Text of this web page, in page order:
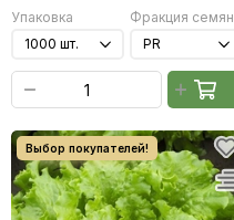
Упаковка
Фракция семян